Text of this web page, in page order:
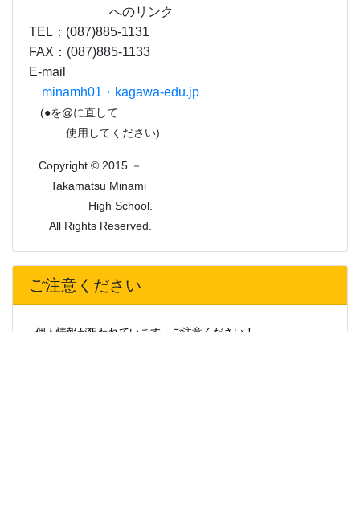
へのリンク
TEL：(087)885-1131
FAX：(087)885-1133
E-mail
minamh01・kagawa-edu.jp
(●を@に直して
使用してください)
Copyright © 2015 －
Takamatsu Minami
High School.
All Rights Reserved.
ご注意ください
個人情報が狙われています。ご注意ください！